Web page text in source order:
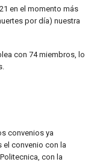
en el momento más
por día) nuestra
con 74 miembros, lo
convenios ya
convenio con la
con la